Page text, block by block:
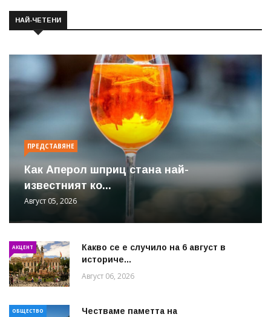
НАЙ-ЧЕТЕНИ
ПРЕДСТАВЯНЕ
Как Аперол шприц стана най-
известният ко...
Август 05, 2026
АКЦЕНТ
Какво се е случило на 6 август в
историче...
Август 06, 2026
ОБЩЕСТВО
Честваме паметта на